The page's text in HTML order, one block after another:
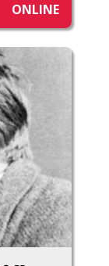
ONLINE